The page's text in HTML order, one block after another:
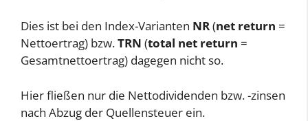
Dies ist bei den Index-Varianten NR(net return =
Nettoertrag) bzw.TRN (total net return =
Gesamtnettoertrag) dagegen nicht so.
Hier fließen nur die Nettodividenden bzw. -zinsen
nach Abzug der Quellensteuer ein.